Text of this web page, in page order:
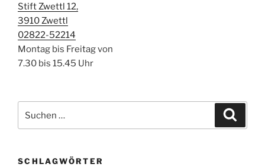
Stift Zwettl 12,
3910 Zwettl
02822-52214
Montag bis Freitag von
7.30 bis 15.45 Uhr
nach:
SCHLAGWÖRTER